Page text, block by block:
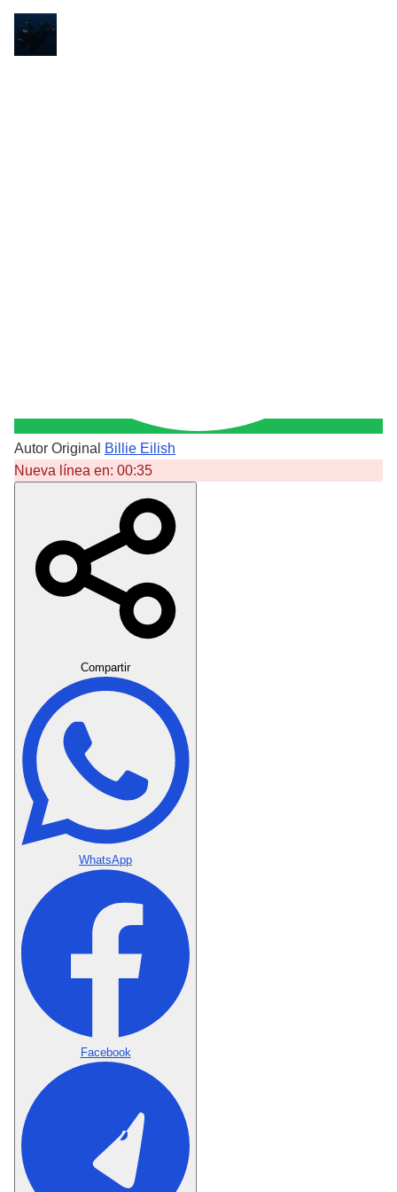
Autor Original
Billie Eilish
Nueva línea en: 00:35
Compartir
WhatsApp
Facebook